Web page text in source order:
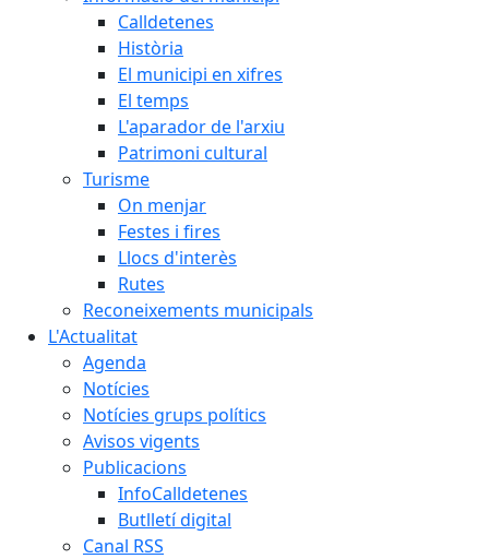
Calldetenes
Història
El municipi en xifres
El temps
L'aparador de l'arxiu
Patrimoni cultural
Turisme
On menjar
Festes i fires
Llocs d'interès
Rutes
Reconeixements municipals
L'Actualitat
Agenda
Notícies
Notícies grups polítics
Avisos vigents
Publicacions
InfoCalldetenes
Butlletí digital
Canal RSS